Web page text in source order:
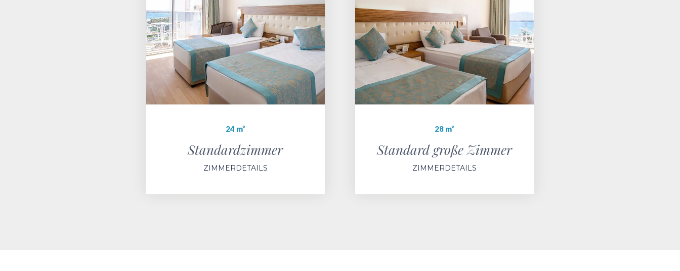
24 m²
Standardzimmer
ZIMMERDETAILS
28 m²
Standard große Zimmer
ZIMMERDETAILS